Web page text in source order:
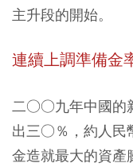
主升段的開始。
連續上調準備金
二○○九年中國的
出三○％，約人民
金造就最大的資